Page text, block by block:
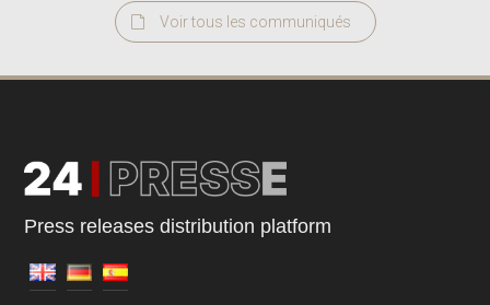
Voir tous les communiqués
Press releases distribution platform